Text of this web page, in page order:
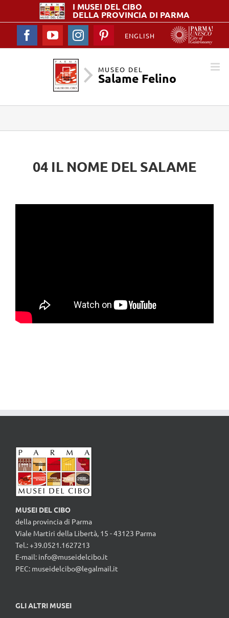
I MUSEI DELCIBO
DELLA PROVINCIA DI PARMA
ENGLISH
FacebookYouTubeInstagramPinterest
MUSEO DEL
Salame Felino
04 IL NOME DEL SALAME
MUSEI DEL CIBO
della provincia di Parma
Viale Martiri della Libertà, 15 - 43123 Parma
Tel.: +39.0521.1627213
E-mail: info@museidelcibo.it
PEC: museidelcibo@legalmail.it
GLI ALTRI MUSEI